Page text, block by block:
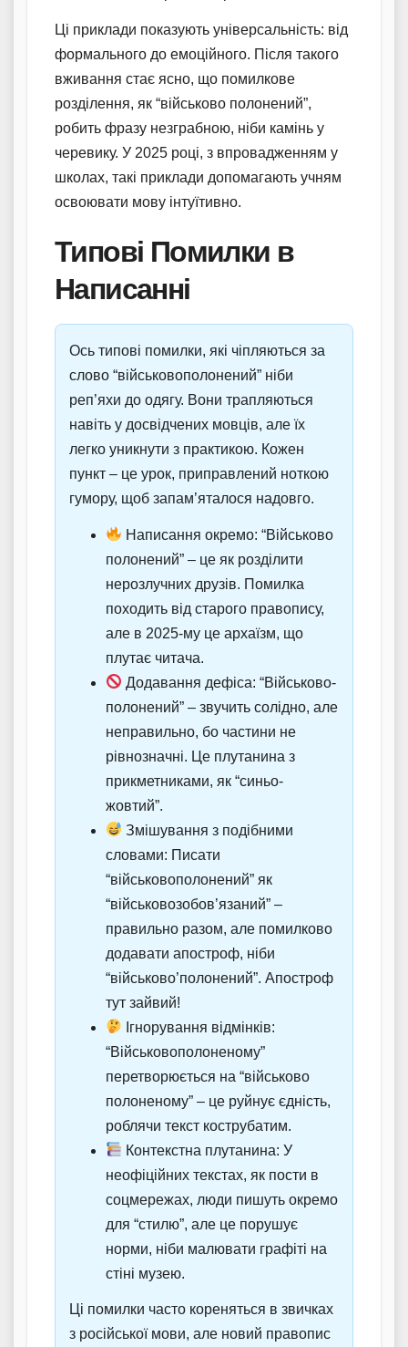
Ці приклади показують універсальність: від
формального до емоційного. Після такого
вживання стає ясно, що помилкове
розділення, як “військово полонений”,
робить фразу незграбною, ніби камінь у
черевику. У 2025 році, з впровадженням у
школах, такі приклади допомагають учням
освоювати мову інтуїтивно.
Типові Помилки в
Написанні
Ось типові помилки, які чіпляються за
слово “військовополонений” ніби
реп’яхи до одягу. Вони трапляються
навіть у досвідчених мовців, але їх
легко уникнути з практикою. Кожен
пункт – це урок, приправлений ноткою
гумору, щоб запам’яталося надовго.
Написання окремо: “Військово
полонений” – це як розділити
нерозлучних друзів. Помилка
походить від старого правопису,
але в 2025-му це архаїзм, що
плутає читача.
Додавання дефіса: “Військово-
полонений” – звучить солідно, але
неправильно, бо частини не
рівнозначні. Це плутанина з
прикметниками, як “синьо-
жовтий”.
Змішування з подібними
словами: Писати
“військовополонений” як
“військовозобов’язаний” –
правильно разом, але помилково
додавати апостроф, ніби
“військово’полонений”. Апостроф
тут зайвий!
Ігнорування відмінків:
“Військовополоненому”
перетворюється на “військово
полоненому” – це руйнує єдність,
роблячи текст кострубатим.
Контекстна плутанина: У
неофіційних текстах, як пости в
соцмережах, люди пишуть окремо
для “стилю”, але це порушує
норми, ніби малювати графіті на
стіні музею.
Ці помилки часто кореняться в звичках
з російської мови, але новий правопис